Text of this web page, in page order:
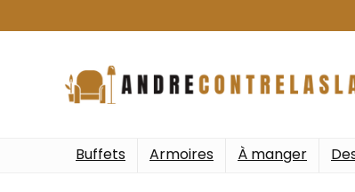
Buffets Armoires À manger